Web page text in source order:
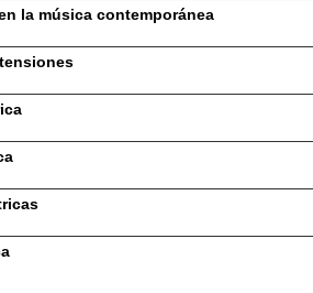
la música contemporánea